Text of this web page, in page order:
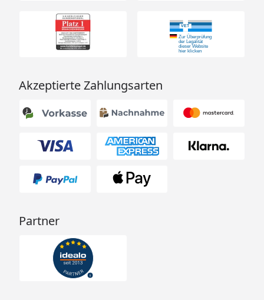
Akzeptierte Zahlungsarten
Partner